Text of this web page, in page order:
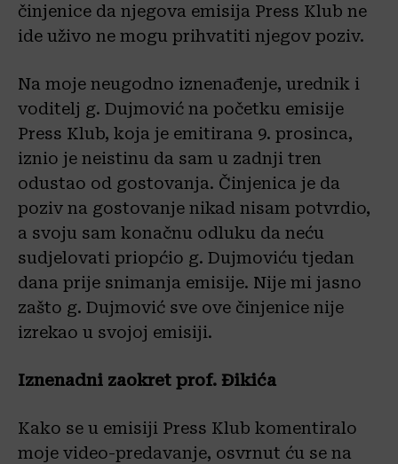
činjenice da njegova emisija Press Klub ne
ide uživo ne mogu prihvatiti njegov poziv.
Na moje neugodno iznenađenje, urednik i
voditelj g. Dujmović na početku emisije
Press Klub, koja je emitirana 9. prosinca,
iznio je neistinu da sam u zadnji tren
odustao od gostovanja. Činjenica je da
poziv na gostovanje nikad nisam potvrdio,
a svoju sam konačnu odluku da neću
sudjelovati priopćio g. Dujmoviću tjedan
dana prije snimanja emisije. Nije mi jasno
zašto g. Dujmović sve ove činjenice nije
izrekao u svojoj emisiji.
Iznenadni zaokret prof. Đikića
Kako se u emisiji Press Klub komentiralo
moje video-predavanje, osvrnut ću se na